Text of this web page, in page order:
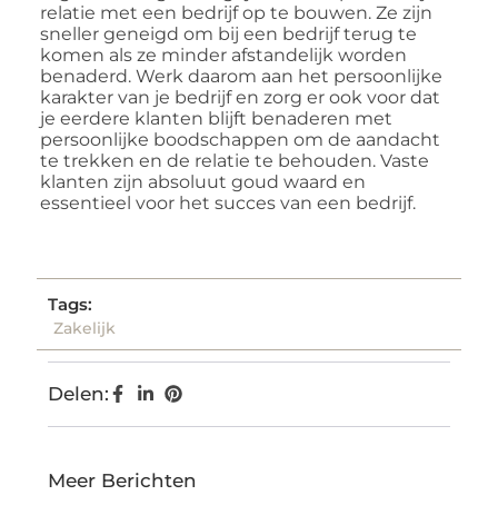
relatie met een bedrijf op te bouwen. Ze zijn
sneller geneigd om bij een bedrijf terug te
komen als ze minder afstandelijk worden
benaderd. Werk daarom aan het persoonlijke
karakter van je bedrijf en zorg er ook voor dat
je eerdere klanten blijft benaderen met
persoonlijke boodschappen om de aandacht
te trekken en de relatie te behouden. Vaste
klanten zijn absoluut goud waard en
essentieel voor het succes van een bedrijf.
Tags:
Zakelijk
Delen:
Meer Berichten